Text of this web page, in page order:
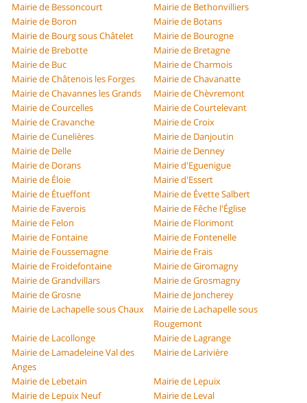
Mairie de Bessoncourt
Mairie de Bethonvilliers
Mairie de Boron
Mairie de Botans
Mairie de Bourg sous Châtelet
Mairie de Bourogne
Mairie de Brebotte
Mairie de Bretagne
Mairie de Buc
Mairie de Charmois
Mairie de Châtenois les Forges
Mairie de Chavanatte
Mairie de Chavannes les Grands
Mairie de Chèvremont
Mairie de Courcelles
Mairie de Courtelevant
Mairie de Cravanche
Mairie de Croix
Mairie de Cunelières
Mairie de Danjoutin
Mairie de Delle
Mairie de Denney
Mairie de Dorans
Mairie d'Eguenigue
Mairie de Éloie
Mairie d'Essert
Mairie de Étueffont
Mairie de Évette Salbert
Mairie de Faverois
Mairie de Fêche l'Église
Mairie de Felon
Mairie de Florimont
Mairie de Fontaine
Mairie de Fontenelle
Mairie de Foussemagne
Mairie de Frais
Mairie de Froidefontaine
Mairie de Giromagny
Mairie de Grandvillars
Mairie de Grosmagny
Mairie de Grosne
Mairie de Joncherey
Mairie de Lachapelle sous Chaux
Mairie de Lachapelle sous
Rougemont
Mairie de Lacollonge
Mairie de Lagrange
Mairie de Lamadeleine Val des
Anges
Mairie de Larivière
Mairie de Lebetain
Mairie de Lepuix
Mairie de Lepuix Neuf
Mairie de Leval